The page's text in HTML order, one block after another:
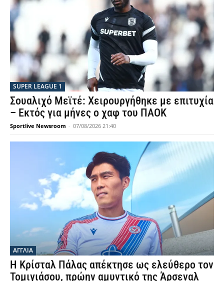
SUPER LEAGUE 1
Σουαλιχό Μεϊτέ: Χειρουργήθηκε με επιτυχία
– Εκτός για μήνες ο χαφ του ΠΑΟΚ
Sportlive Newsroom - 07/08/2026 21:40
ΑΓΓΛΙΑ
Η Κρίσταλ Πάλας απέκτησε ως ελεύθερο τον
Τομιγιάσου, πρώην αμυντικό της Άρσεναλ